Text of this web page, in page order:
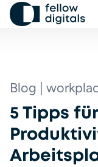
Zum Inhalt springen
5 Tipps
Blog |